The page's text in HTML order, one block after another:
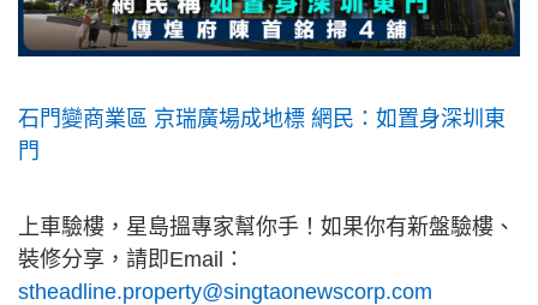
石門變商業區 京瑞廣場成地標 網民：如置身深圳東
門
上車驗樓，星島搵專家幫你手！如果你有新盤驗樓、
裝修分享，請即Email：
stheadline.property@singtaonewscorp.com